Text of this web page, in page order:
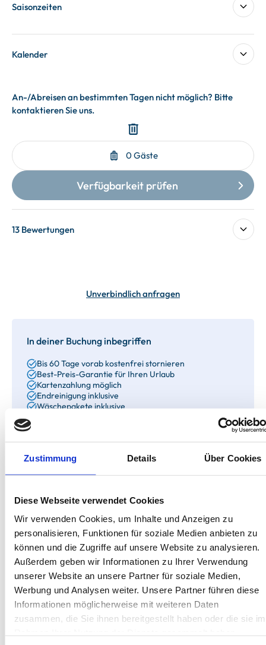
Zustimmung Details Über Cookies
Diese Webseite verwendet Cookies
Wir verwenden Cookies, um Inhalte und Anzeigen zu
personalisieren, Funktionen für soziale Medien anbieten zu
können und die Zugriffe auf unsere Website zu analysieren.
Außerdem geben wir Informationen zu Ihrer Verwendung
unserer Website an unsere Partner für soziale Medien,
Werbung und Analysen weiter. Unsere Partner führen diese
Informationen möglicherweise mit weiteren Daten
zusammen, die Sie ihnen bereitgestellt haben oder die sie im
Saisonzeiten
Kalender
13 Bewertungen
Unverbindlich anfragen
In deiner Buchung inbegriffen
Bis 60 Tage vorab kostenfrei stornieren
Best-Preis-Garantie für Ihren Urlaub
Kartenzahlung möglich
Endreinigung inklusive
Wäschepakete inklusive
Reedestraße 37, 26757 Borkum
Objekt-Nr.: 4130003
Ich stehe zum Verkauf!
Diese Ferienimmobilie können Sie nicht nur mieten,
sondern auch kaufen. Sie können Ihren Urlaub dazu
nutzen, schon einmal zur Probe zu wohnen!
Zum Exposé